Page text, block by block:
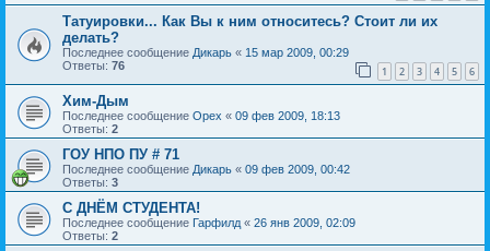
Татуировки... Как Вы к ним относитесь? Стоит ли их
делать?
Последнее сообщение Дикарь « 15 мар 2009, 00:29
Ответы: 76 1 2 3 4 5 6
Хим-Дым
Последнее сообщение Орех « 09 фев 2009, 18:13
Ответы: 2
ГОУ НПО ПУ # 71
Последнее сообщение Дикарь « 09 фев 2009, 00:42
Ответы: 3
С ДНЁМ СТУДЕНТА!
Последнее сообщение Гарфилд« 26 янв 2009, 02:09
Ответы: 2